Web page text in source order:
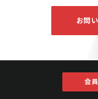
お問
会